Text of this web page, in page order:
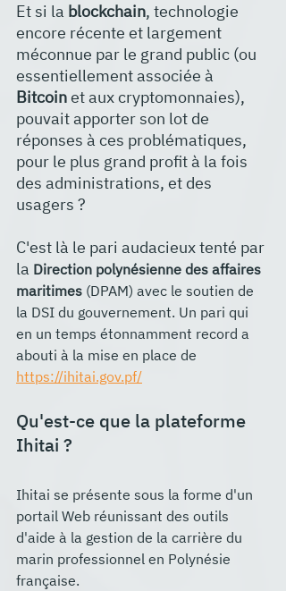
Et si la blockchain, technologie
encore récente et largement
méconnue par le grand public (ou
essentiellement associée à
Bitcoin et aux cryptomonnaies),
pouvait apporter son lot de
réponses à ces problématiques,
pour le plus grand profit à la fois
des administrations, et des
usagers ?
C'est là le pari audacieux tenté par
la Direction polynésienne des affaires
maritimes (DPAM) avec le soutien de
la DSI du gouvernement. Un pari qui
en un temps étonnamment record a
abouti à la mise en place de
https://ihitai.gov.pf/
Qu'est-ce que la plateforme
Ihitai ?
Ihitai se présente sous la forme d'un
portail Web réunissant des outils
d'aide à la gestion de la carrière du
marin professionnel en Polynésie
française.